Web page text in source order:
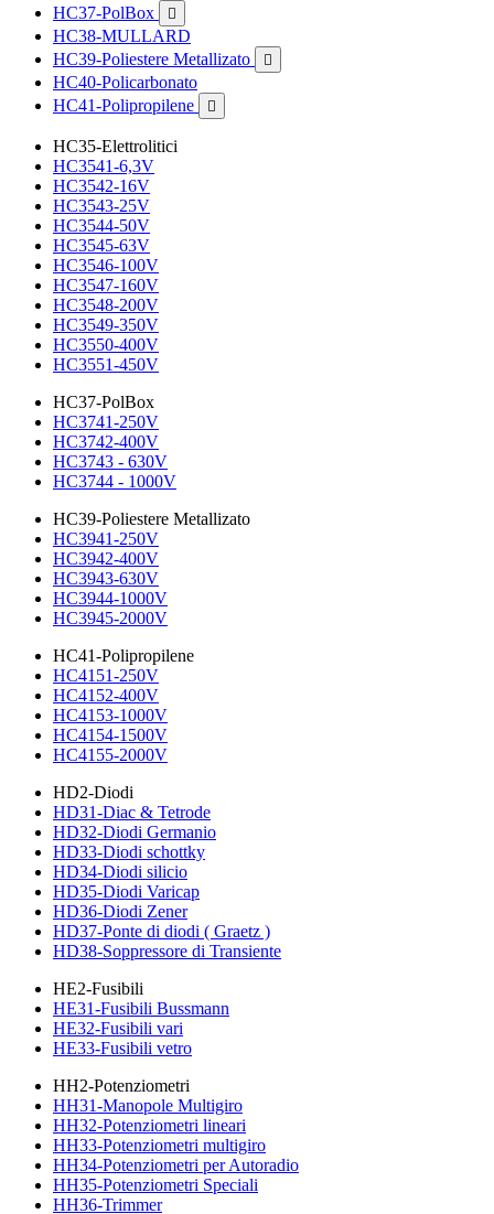
HC37-PolBox

HC38-MULLARD
HC39-Poliestere Metallizato

HC40-Policarbonato
HC41-Polipropilene

HC35-Elettrolitici
HC3541-6,3V
HC3542-16V
HC3543-25V
HC3544-50V
HC3545-63V
HC3546-100V
HC3547-160V
HC3548-200V
HC3549-350V
HC3550-400V
HC3551-450V
HC37-PolBox
HC3741-250V
HC3742-400V
HC3743 - 630V
HC3744 - 1000V
HC39-Poliestere Metallizato
HC3941-250V
HC3942-400V
HC3943-630V
HC3944-1000V
HC3945-2000V
HC41-Polipropilene
HC4151-250V
HC4152-400V
HC4153-1000V
HC4154-1500V
HC4155-2000V
HD2-Diodi
HD31-Diac & Tetrode
HD32-Diodi Germanio
HD33-Diodi schottky
HD34-Diodi silicio
HD35-Diodi Varicap
HD36-Diodi Zener
HD37-Ponte di diodi ( Graetz )
HD38-Soppressore di Transiente
HE2-Fusibili
HE31-Fusibili Bussmann
HE32-Fusibili vari
HE33-Fusibili vetro
HH2-Potenziometri
HH31-Manopole Multigiro
HH32-Potenziometri lineari
HH33-Potenziometri multigiro
HH34-Potenziometri per Autoradio
HH35-Potenziometri Speciali
HH36-Trimmer